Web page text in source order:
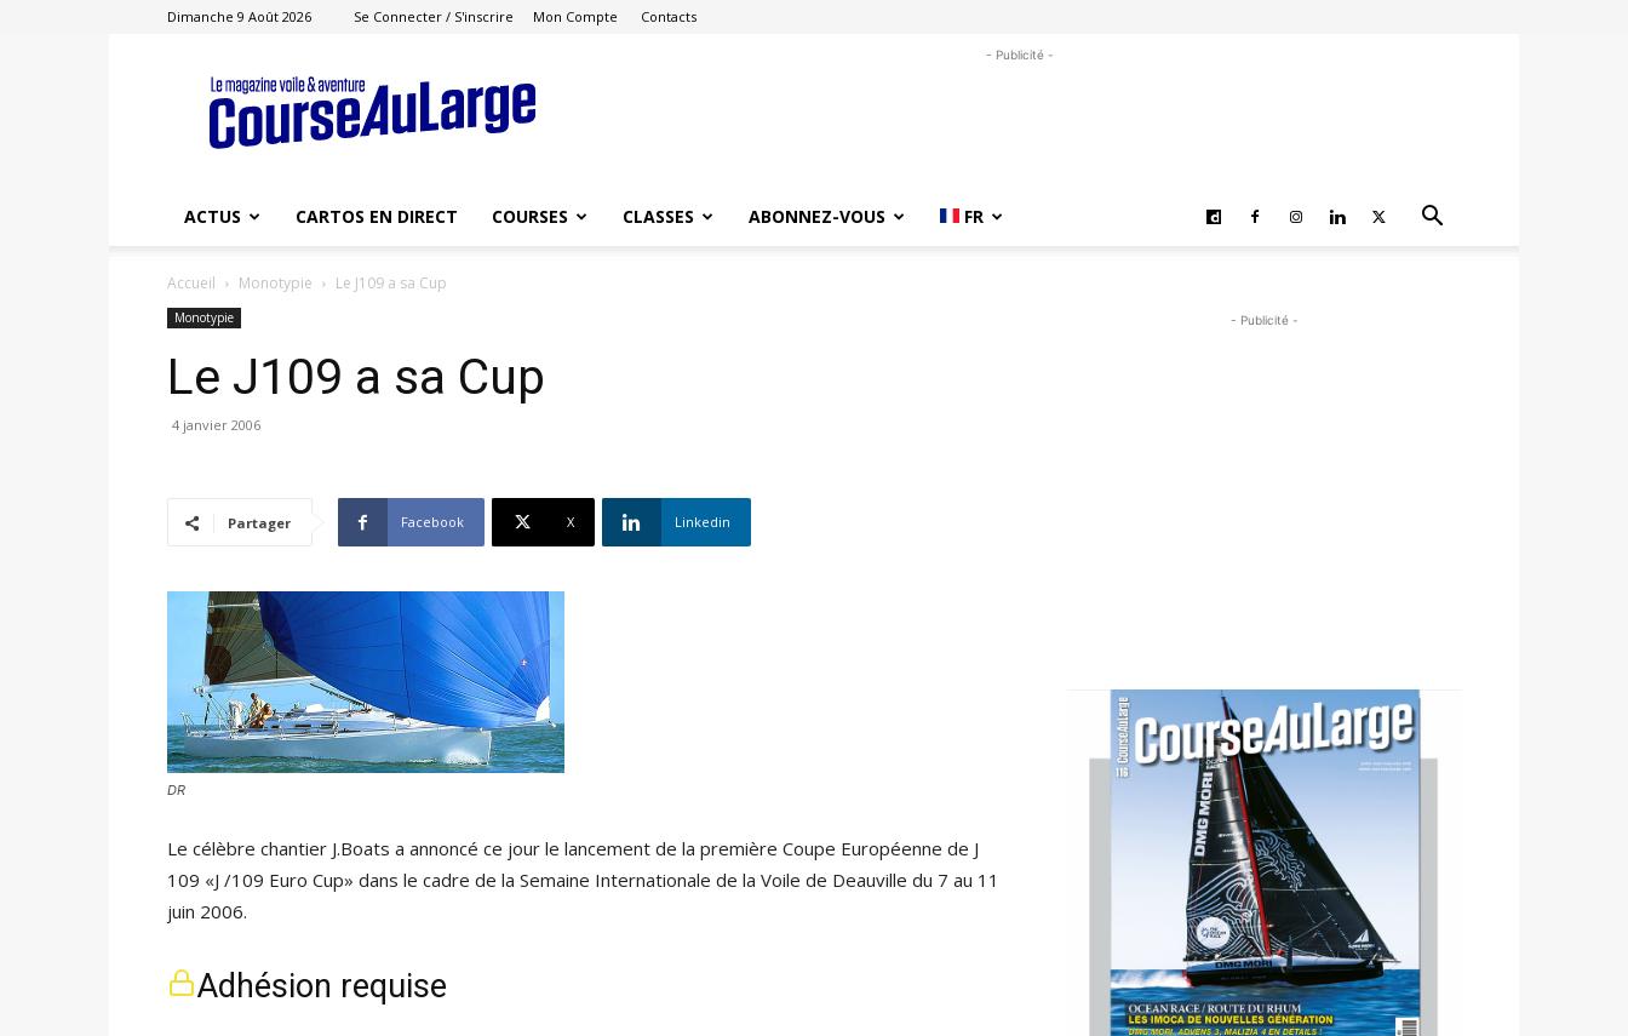
Dimanche 9 Août 2026 Se Connecter / S'inscrire Mon Compte Contacts
Course
au
Large
- Publicité -
ACTUS CARTOS EN DIRECT COURSES CLASSES ABONNEZ-VOUS FR
Accueil Monotypie Le J109 a sa Cup
Monotypie
Le J109 a sa Cup
4 janvier 2006
Partager Facebook X Linkedin
DR
Le célèbre chantier J.Boats a annoncé ce jour le lancement de la première Coupe Européenne de J
109 «J /109 Euro Cup» dans le cadre de la Semaine Internationale de la Voile de Deauville du 7 au 11
juin 2006.
Adhésion requise
- Publicité -